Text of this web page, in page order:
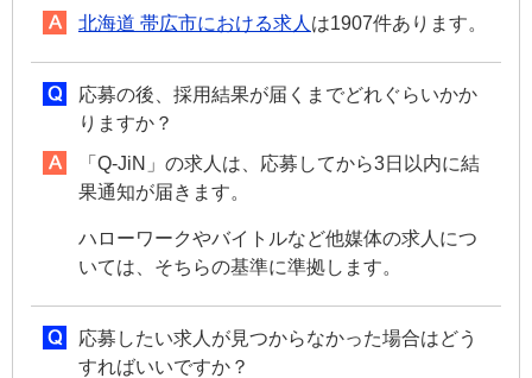
北海道 帯広市における求人 は1907件あります。
応募の後、採用結果が届くまでどれぐらいかか
りますか？
「Q-JiN」の求人は、応募してから3日以内に結
果通知が届きます。
ハローワークやバイトルなど他媒体の求人につ
いては、そちらの基準に準拠します。
応募したい求人が見つからなかった場合はどう
すればいいですか？